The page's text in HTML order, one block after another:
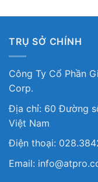
TRỤ SỞ CHÍNH
Công Ty Cổ Phần
Corp.
Địa chỉ: 60 Đường
Việt Nam
Điện thoại:
Email: